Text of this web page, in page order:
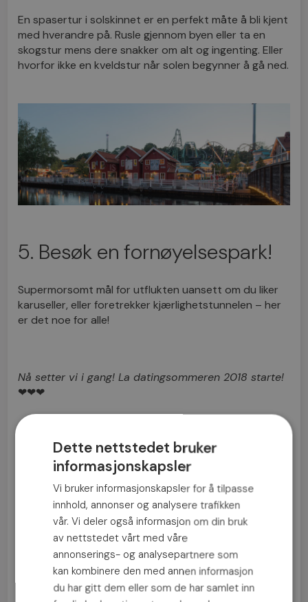
En spasertur i solskinnet er en perfekt måte å bli kjent
med hverandre på. Rusle gjennom byen eller ta en
skogstur mens dere snakker om alt og ingenting. Eller
hvorfor ikke en kveldstur når solen begynner å gå ned.
5. Besøk en fornøyelsespark!
Supermorsomt mål for utflukten uansett om du liker
karuseller, eller foretrekker kjærlighetstunnelen – her
er det noe for alle!
Nå setter vi i gang! La datingsommeren 2018 starte!
❤❤❤
Treff en herlig person å date
i sommer!
Bli medlem nå »
Dette nettstedet bruker
informasjonskapsler
Vi bruker informasjonskapsler for å tilpasse
innhold, annonser og analysere trafikken
vår. Vi deler også informasjon om din bruk
av nettstedet vårt med våre
annonserings- og analysepartnere som
kan kombinere den med annen informasjon
du har gitt dem eller som de har samlet inn